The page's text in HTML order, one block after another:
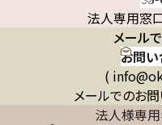
法人専用窓
メール
お問い
(
メールでのお
法人様専用